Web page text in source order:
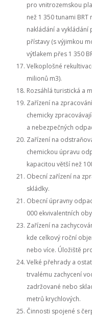
pro vnitrozemskou
než 1 350 tunami
nakládání a
přístavy (s výjimkou
výtlakem přes 1 350
Velkoplošné
milionů m3).
Rozsáhlá turistická a
Zařízení na
chemicky
a nebezpečných
Zařízení na
chemickou úpravu
kapacitou větší než
Obecní zařízení na
skládky.
Obecní úpravny
000 ekvivalentních
Zařízení na
kde celkový roční
nebo více. Úložiště
Velké přehrady a
trvalému zachycení
zadržované nebo
metrů krychlových.
Činnosti spojené s